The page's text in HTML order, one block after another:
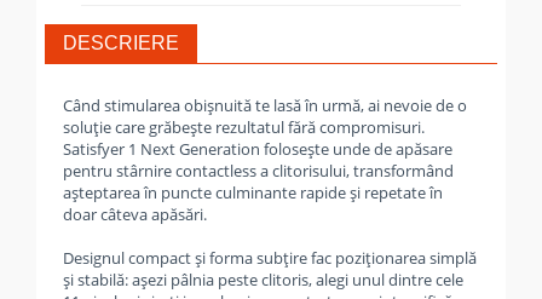
DESCRIERE
Când stimularea obișnuită te lasă în urmă, ai nevoie de o
soluție care grăbește rezultatul fără compromisuri.
Satisfyer 1 Next Generation folosește unde de apăsare
pentru stârnire contactless a clitorisului, transformând
așteptarea în puncte culminante rapide și repetate în
doar câteva apăsări.
Designul compact și forma subțire fac poziționarea simplă
și stabilă: așezi pâlnia peste clitoris, alegi unul dintre cele